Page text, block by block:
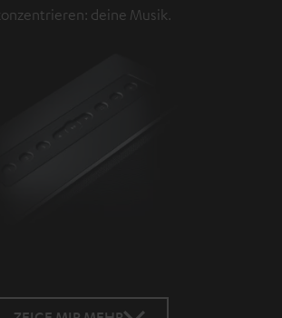
deine Musik.